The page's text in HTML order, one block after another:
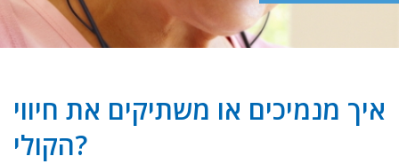
איך מנמיכים או משתיקים את חיווי
הקולי?